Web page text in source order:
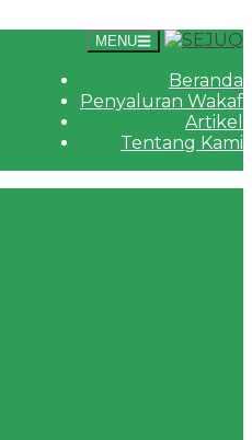
MENU
Beranda
Penyaluran Wakaf
Artikel
Tentang Kami